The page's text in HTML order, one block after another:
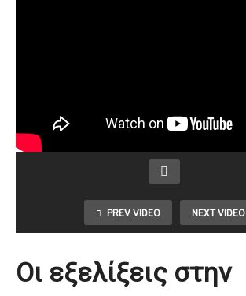
PREV VIDEO NEXT VIDEO
Οι εξελίξεις στην